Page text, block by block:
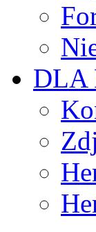
DLA